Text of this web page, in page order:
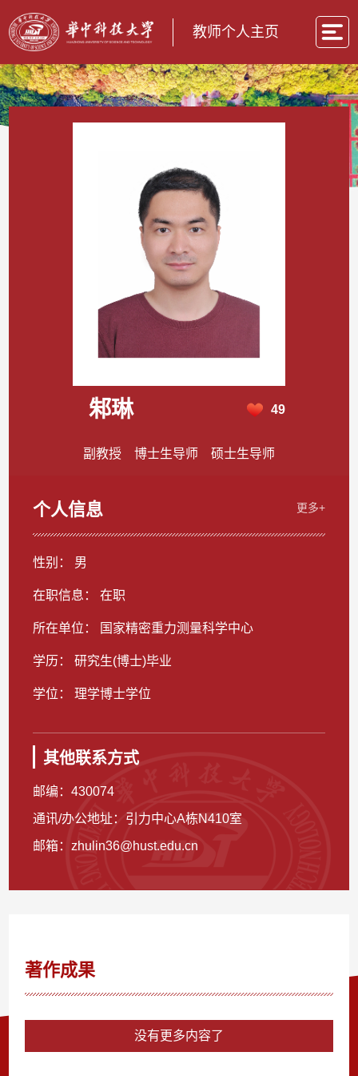
教师个人主页
邾琳 49
副教授 博士生导师 硕士生导师
个人信息 更多+
性别： 男
在职信息： 在职
所在单位： 国家精密重力测量科学中心
学历： 研究生(博士)毕业
学位： 理学博士学位
其他联系方式
邮编：430074
通讯/办公地址： 引力中心A栋N410室
邮箱：zhulin36@hust.edu.cn
著作成果
没有更多内容了